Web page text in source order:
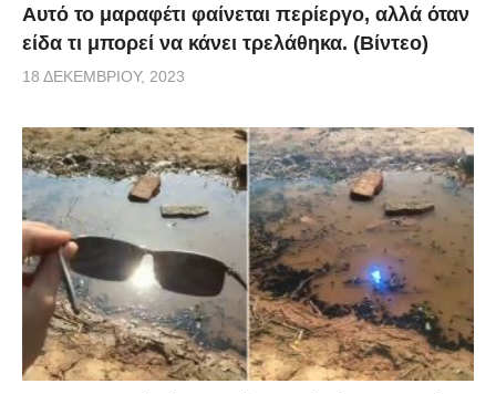
Αυτό το μαραφέτι φαίνεται περίεργο, αλλά όταν
είδα τι μπορεί να κάνει τρελάθηκα. (Βίντεο)
18 ΔΕΚΕΜΒΡΊΟΥ, 2023